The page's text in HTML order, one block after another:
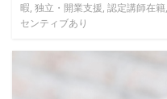
暇, 独立・開業支援, 認定講師在
センティブあり